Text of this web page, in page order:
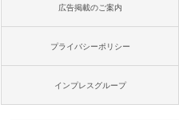
広告掲載のご案内
プライバシーポリシー
インプレスグループ